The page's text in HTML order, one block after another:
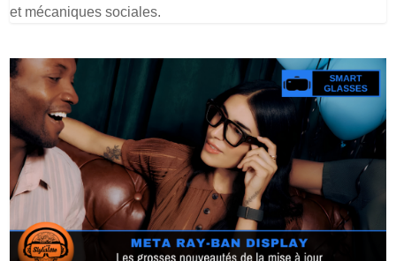
et mécaniques sociales.